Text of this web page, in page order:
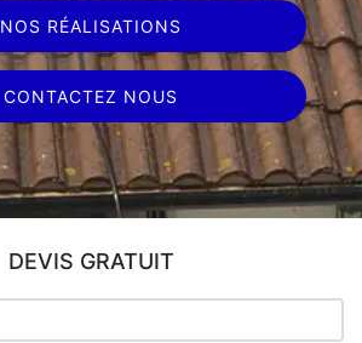
NOS RÉALISATIONS
CONTACTEZ NOUS
DEVIS GRATUIT